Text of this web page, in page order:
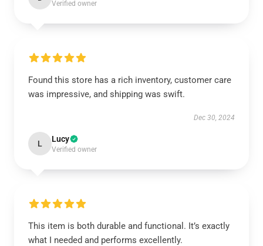
Verified owner
Found this store has a rich inventory, customer care
was impressive, and shipping was swift.
Dec 30, 2024
L Lucy
Verified owner
This item is both durable and functional. It’s exactly
what I needed and performs excellently.